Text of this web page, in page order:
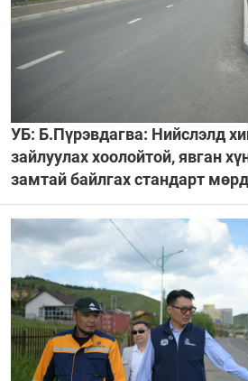
УБ: Б.Пүрэвдагва: Нийслэлд
зайлуулах хоолойтой, явган
замтай байлгах стандарт